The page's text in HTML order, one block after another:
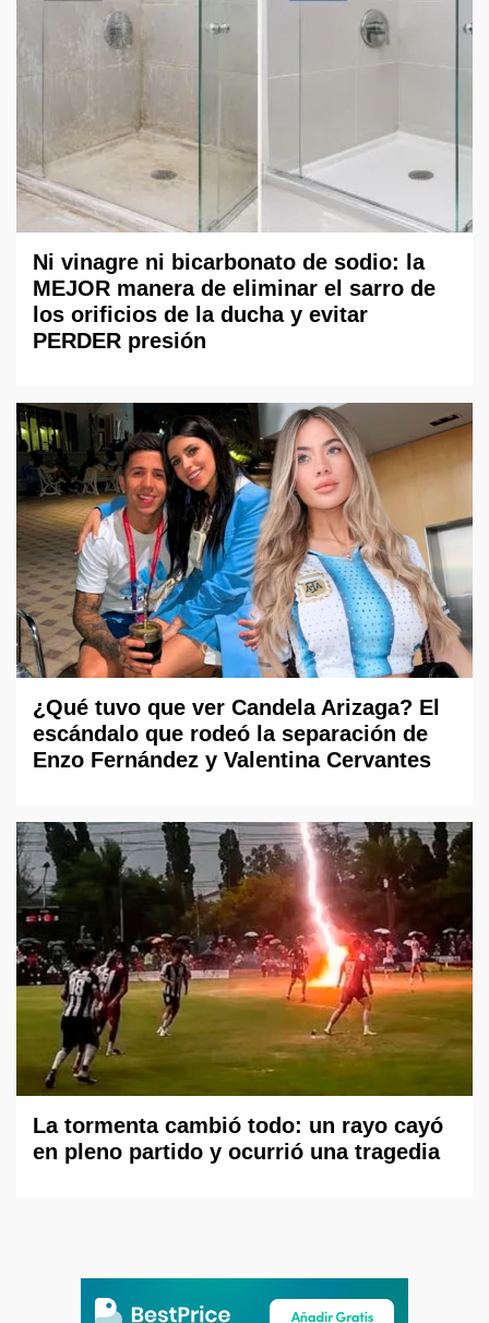
Ni vinagre ni bicarbonato de sodio: la
MEJOR manera de eliminar el sarro de
los orificios de la ducha y evitar
PERDER presión
¿Qué tuvo que ver Candela Arizaga? El
escándalo que rodeó la separación de
Enzo Fernández y Valentina Cervantes
La tormenta cambió todo: un rayo cayó
en pleno partido y ocurrió una tragedia